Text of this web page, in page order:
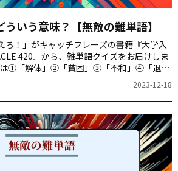
いう意味？【無敵の難単語】
ろ！」がキャッチフレーズの書籍『大学入
420』から、難単語クイズをお届けしま
①「解体」②「貧困」③「不和」④「退
2023-12-18